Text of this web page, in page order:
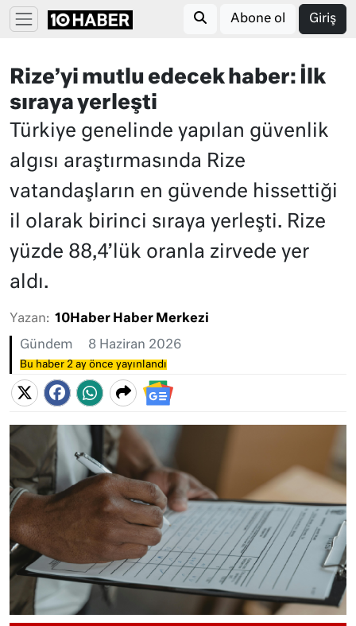
Abone ol Giriş
Rize’yi mutlu edecek haber: İlk
sıraya yerleşti
Türkiye genelinde yapılan güvenlik
algısı araştırmasında Rize
vatandaşların en güvende hissettiği
il olarak birinci sıraya yerleşti. Rize
yüzde 88,4’lük oranla zirvede yer
aldı.
Yazan: 10Haber Haber Merkezi
Gündem 8 Haziran 2026
Bu haber 2 ay önce yayınlandı